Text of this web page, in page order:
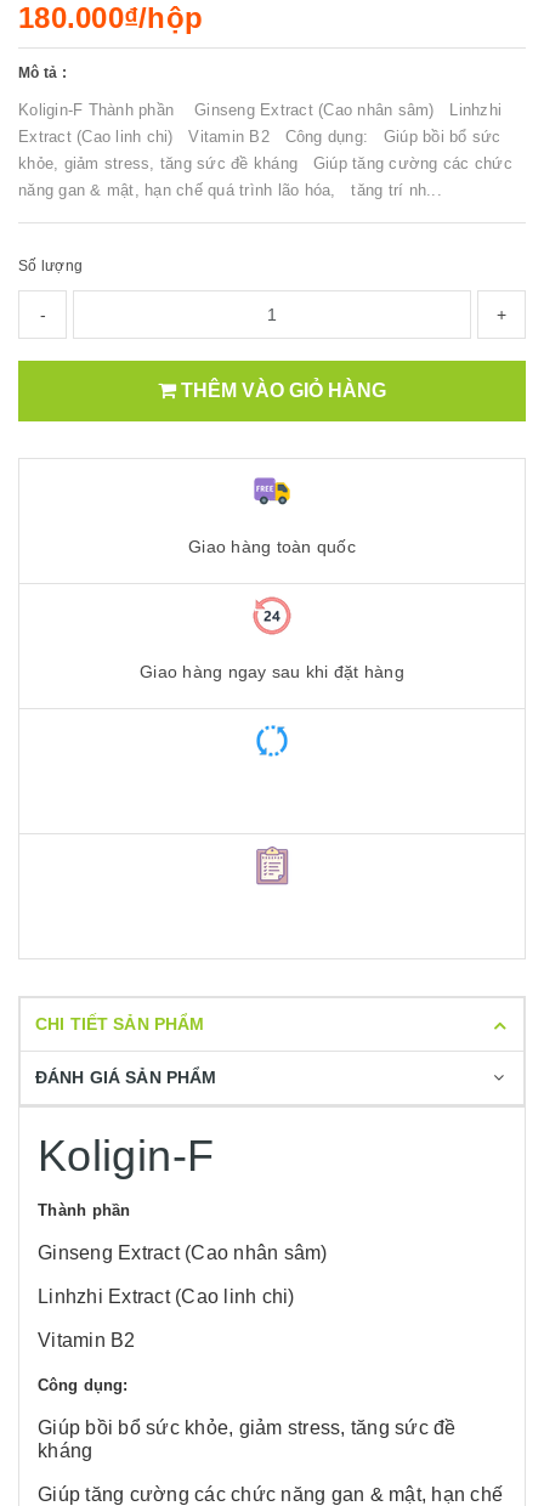
180.000₫/hộp
Mô tả :
Koligin-F Thành phần Ginseng Extract (Cao nhân sâm) Linhzhi
Extract (Cao linh chi) Vitamin B2 Công dụng: Giúp bồi bổ sức
khỏe, giảm stress, tăng sức đề kháng Giúp tăng cường các chức
năng gan & mật, hạn chế quá trình lão hóa, tăng trí nh...
Số lượng
- +
THÊM VÀO GIỎ HÀNG
Giao hàng toàn quốc
Giao hàng ngay sau khi đặt hàng
CHI TIẾT SẢN PHẨM
ĐÁNH GIÁ SẢN PHẨM
Koligin-F
Thành phần
Ginseng Extract (Cao nhân sâm)
Linhzhi Extract (Cao linh chi)
Vitamin B2
Công dụng:
Giúp bồi bổ sức khỏe, giảm stress, tăng sức đề
kháng
Giúp tăng cường các chức năng gan & mật, hạn chế